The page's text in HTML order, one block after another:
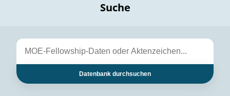
Suche
Datenbank durchsuchen